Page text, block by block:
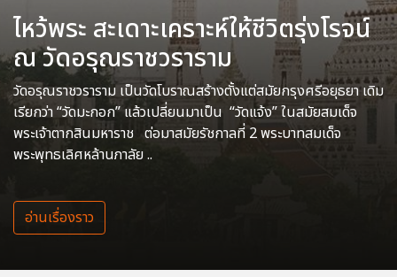
ไหว้พระ สะเดาะเคราะห์ให้ชีวิตรุ่งโรจน์
ณ วัดอรุณราชวราราม
วัดอรุณราชวราราม เป็นวัดโบราณสร้างตั้งแต่สมัยกรุงศรีอยุธยา เดิม
เรียกว่า “วัดมะกอก” แล้วเปลี่ยนมาเป็น “วัดแจ้ง” ในสมัยสมเด็จ
พระเจ้าตากสินมหาราช ต่อมาสมัยรัชกาลที่ 2 พระบาทสมเด็จ
พระพุทธเลิศหล้านภาลัย ..
อ่านเรื่องราว